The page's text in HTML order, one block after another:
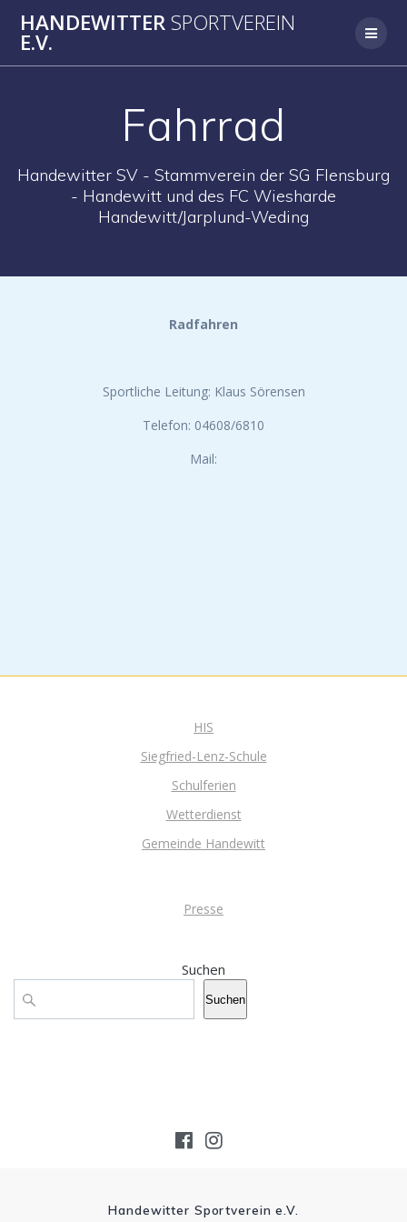
to
HANDEWITTER SPORTVEREIN
E.V.
Fahrrad
Handewitter SV - Stammverein der SG Flensburg
- Handewitt und des FC Wiesharde
Handewitt/Jarplund-Weding
Radfahren
Sportliche Leitung: Klaus Sörensen
Telefon: 04608/6810
Mail:
HIS
Siegfried-Lenz-Schule
Schulferien
Wetterdienst
Gemeinde Handewitt
Presse
Suchen
Suchen
Handewitter Sportverein e.V.